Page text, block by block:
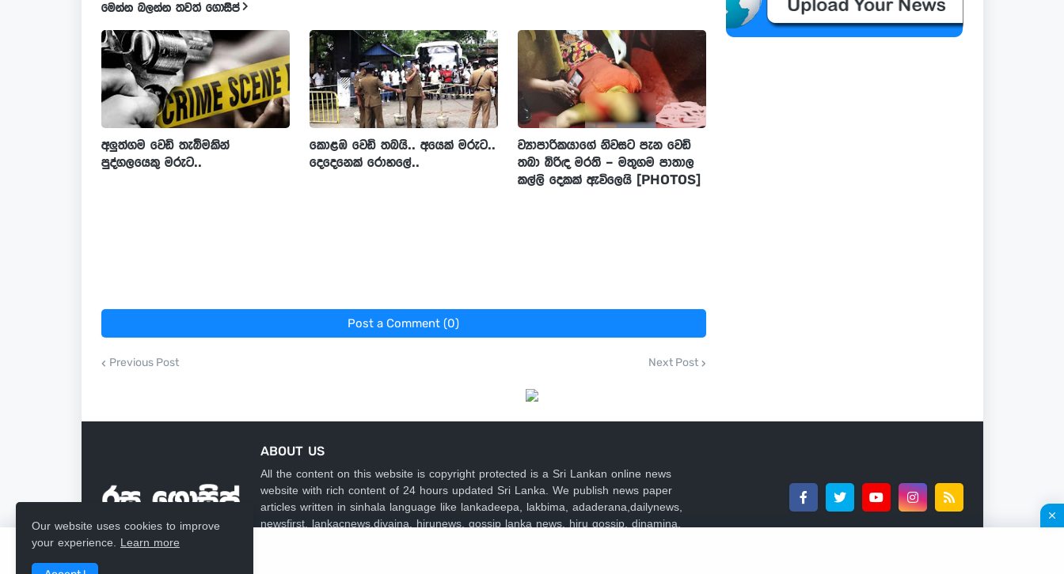
මෙන්න බලන්න තවත් ගොසිප්
අලුත්ගම වෙඩි තැබීමකින්
පුද්ගලයෙකු මරුට..
කොළඹ වෙඩි තබයි.. අයෙක් මරුට..
දෙදෙනෙක් රොහලේ..
ව්‍යාපාරිකයාගේ නිවසට පැන වෙඩි
තබා බිරිඳ මරති – මතුගම පාතාල
කල්ලි දෙකක් ඇවිලෙයි [PHOTOS]
Post a Comment (0)
Previous Post Next Post
ABOUT US
All the content on this website is copyright protected is a Sri Lankan online news
website with rich content of 24 hours updated Sri Lanka. We publish news paper
articles written in sinhala language like lankadeepa, lakbima, adaderana,dailynews,
newsfirst, lankacnews,divaina, hirunews, gossip lanka news, hiru gossip, dinamina,
Our website uses cookies to improve
your experience. Learn more